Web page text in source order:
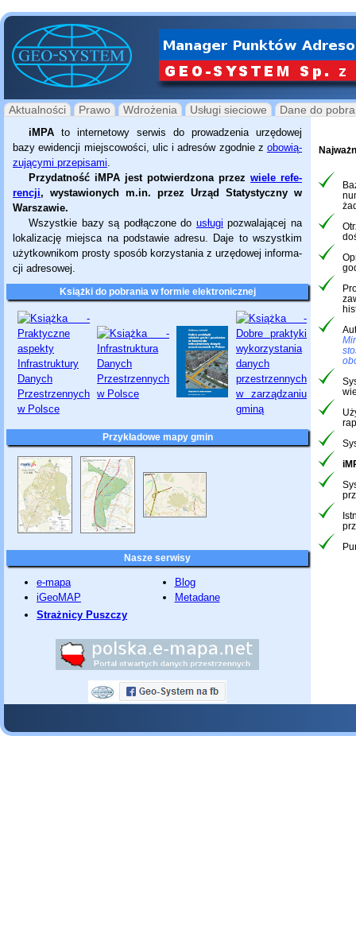
Aktualności Prawo Wdrożenia Usługi sieciowe Dane do
iMPA to internetowy serwis do pro­wa­dzenia urzędowej
bazy ewidencji miejscowości, ulic i adresów zgodnie z obowią­
zu­ją­cymi przepisami.
Przydatność iMPA jest potwier­dzona przez wiele refe­
ren­cji, wysta­wio­nych m.in. przez Urząd Statys­ty­czny w
Warszawie.
Wszystkie bazy są podłączone do usługi pozwalającej na
lokalizację miejsca na podstawie adresu. Daje to wszystkim
użytkownikom prosty sposób korzystania z urzędowej infor­ma­
cji adresowej.
Książki do pobrania w formie elektronicznej
Przykładowe mapy gmin
Nasze serwisy
e-mapa
iGeoMAP
Blog
Metadane
Strażnicy Puszczy